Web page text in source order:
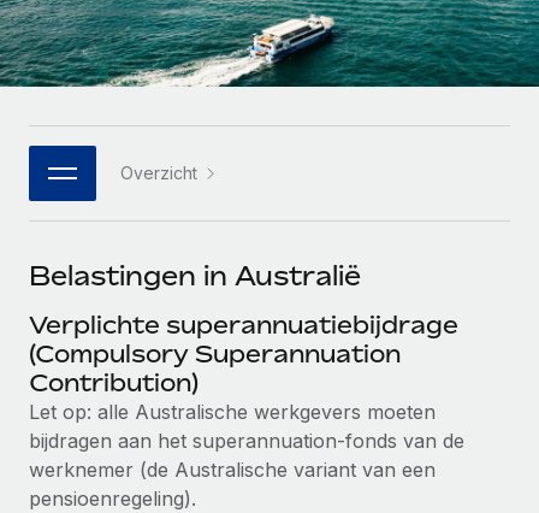
Platform
Ingebouwde essentiële HR-functies voor je team
Integraties
Vraag een expert
Krijg hulp van global HR- en juridische experts
Achtergrondonderzoek
Vereenvoudig het screeningsproces van
kandidaten
Enterprise
Global HR voor grote bedrijven
WERK MET ONS SAMEN
Strategische technologiepartners
Een partner worden
Ontdek hoe je met ons kunt samenwerken
Remote Build
Binnenkort beschikbaar
Integraties en advies over AI-automatiseringen
CASESTUDY'S
HR-woordenlijst
Checklists en templates
Webinars
Newsroom
Inzicht in salaris en talent
Inzichtencentrum
Support
Alle bronnen bekijken
Italiano
Português (Portugal)
日本語
한국어
Overzicht
Belastingen in Australië
Verplichte superannuatiebijdrage
(Compulsory Superannuation
Contribution)
Let op: alle Australische werkgevers moeten
bijdragen aan het superannuation‑fonds van de
werknemer (de Australische variant van een
pensioenregeling).